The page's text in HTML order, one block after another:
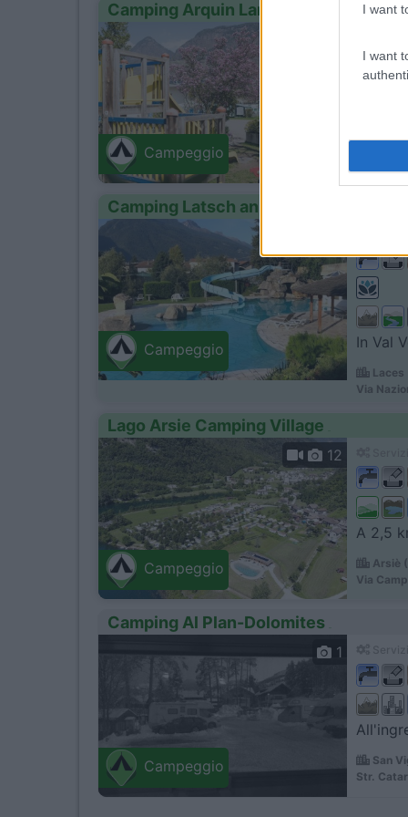
I want
I want
Camping Arquin Lana
Campeggio
Via
Camping Latsch an der Etsch
Campeggio In Val
Laces
Via
Lago Arsie Camping Village
Campeggio
12
A 2,5
Arsiè
Via
Camping Al Plan-Dolomites
Campeggio
1
San
Str.